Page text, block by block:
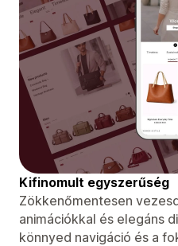
Kifinomult egyszerűség
Zökkenőmentesen
animációkkal és elegáns
könnyed navigáció és a